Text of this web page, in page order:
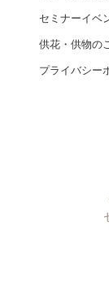
セミナーイベ
供花・供物の
プライバシー